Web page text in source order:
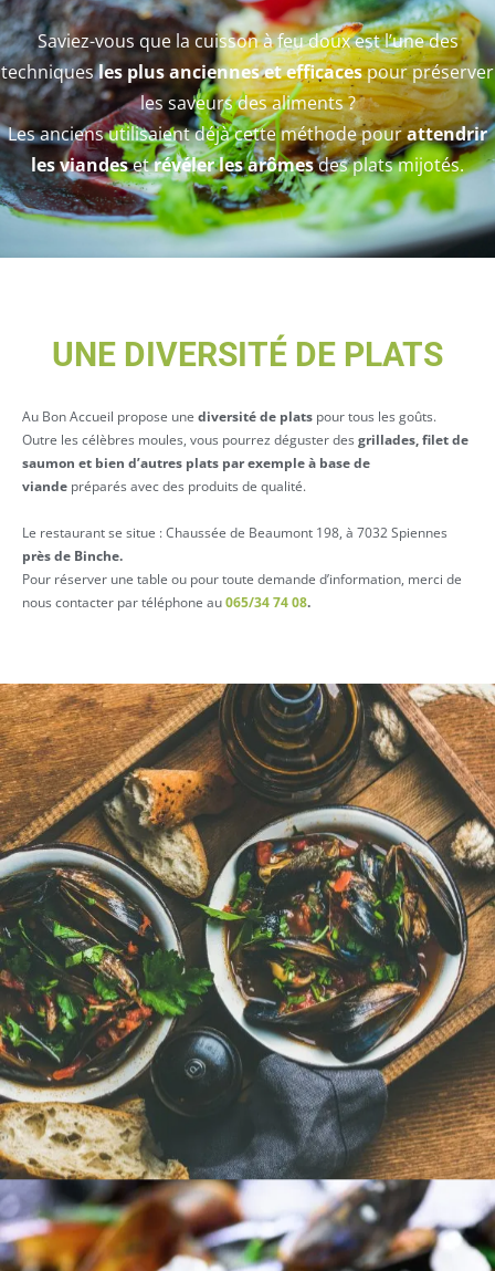
Saviez-vous que la cuisson à feu doux est l’une des
techniquesles plus anciennes et efficacespour préserver
les saveurs des aliments ?
Les anciens utilisaient déjà cette méthode pourattendrir
les viandesetrévéler les arômesdes plats mijotés.
UNE DIVERSITÉ DE PLATS
Au Bon Accueil propose une diversité de plats pour tous les goûts.
Outre les célèbres moules, vous pourrez déguster des grillades,filet de
saumon et bien d’autres plats par exemple à base de
viande préparés avec des produits de qualité.
Le restaurant se situe : Chaussée de Beaumont 198, à 7032 Spiennes
près de Binche.
Pour réserver une table ou pour toute demande d’information, merci de
nous contacter par téléphone au065/34 74 08.